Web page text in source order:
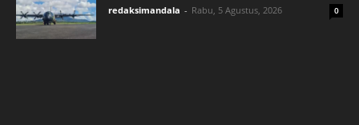
redaksimandala - Rabu, 5 Agustus, 2026 0